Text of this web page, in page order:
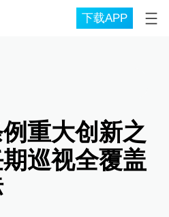
下载APP
重大创新之
巡视全覆盖